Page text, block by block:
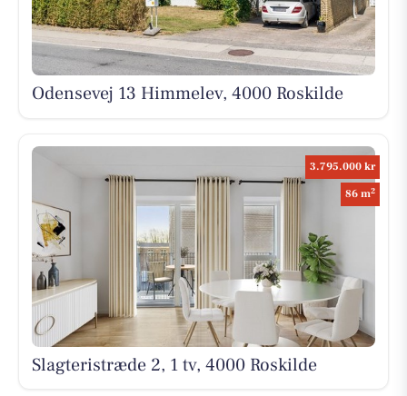
Odensevej 13 Himmelev, 4000 Roskilde
3.795.000 kr
86 m2
Slagteristræde 2, 1 tv, 4000 Roskilde